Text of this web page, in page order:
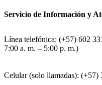
Servicio de Información y
Línea telefónica: (+57) 602
7:00 a. m. – 5:00 p. m.)
Celular (solo llamadas):